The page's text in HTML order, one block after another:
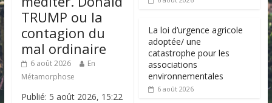
TRUMP ou la
contagion du
mal ordinaire
6 août 2026
En
Métamorphose
Publié: 5 août 2026, 15:22
La loi d’urgence agricole
adoptée/ une
catastrophe pour les
associations
environnementales
6 août 2026